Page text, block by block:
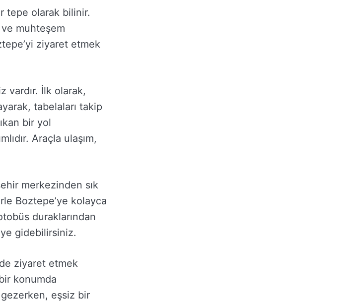
tepe olarak bilinir.
muhteşem
ziyaret etmek
vardır. İlk olarak,
tabelaları takip
bir yol
Araçla ulaşım,
merkezinden sık
Boztepe’ye kolayca
duraklarından
gidebilirsiniz.
ziyaret etmek
konumda
eşsiz bir